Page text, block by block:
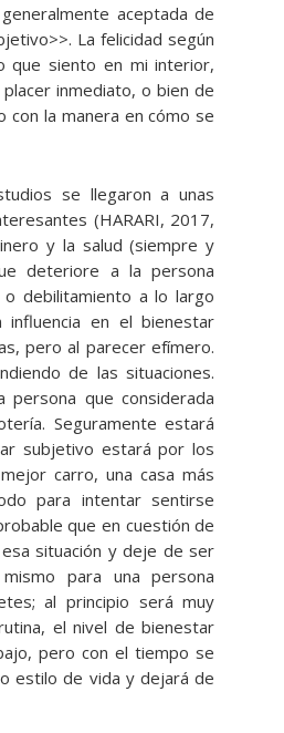
aceptada de
La felicidad según
que siento en mi interior,
inmediato, o bien de
con la manera en cómo se
se llegaron a unas
(HARARI, 2017,
y la salud (siempre y
deteriore a la persona
debilitamiento a lo largo
en el bienestar
pero al parecer efímero.
de las situaciones.
persona que considerada
Seguramente estará
subjetivo estará por los
carro, una casa más
para intentar sentirse
que en cuestión de
situación y deje de ser
para una persona
al principio será muy
el nivel de bienestar
pero con el tiempo se
estilo de vida y dejará de